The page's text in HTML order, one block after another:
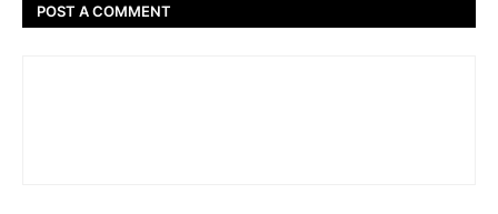
POST A COMMENT